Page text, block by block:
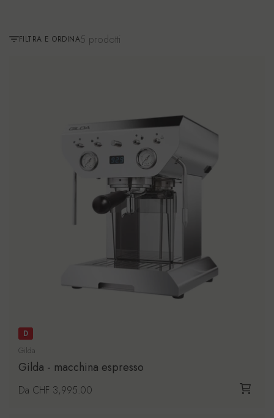
FILTRA E ORDINA5 prodotti
D
Gilda
Gilda - macchina espresso
Prezzo di listino
Da CHF 3,995.00